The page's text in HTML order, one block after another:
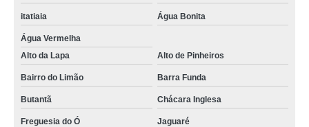
itatiaia Água Bonita
Água Vermelha
Alto da Lapa
Alto de Pinheiros
Bairro do Limão Barra Funda
Butantã Chácara Inglesa
Freguesia do Ó Jaguaré